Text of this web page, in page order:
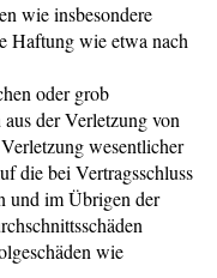
wie insbesondere
Haftung wie etwa nach
oder grob
der Verletzung von
wesentlicher
die bei Vertragsschluss
und im Übrigen der
wie